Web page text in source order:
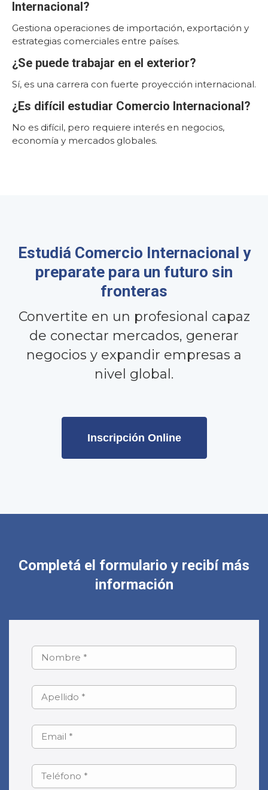
Internacional?
Gestiona operaciones de importación, exportación y
estrategias comerciales entre países.
¿Se puede trabajar en el exterior?
Sí, es una carrera con fuerte proyección internacional.
¿Es difícil estudiar Comercio Internacional?
No es difícil, pero requiere interés en negocios,
economía y mercados globales.
Estudiá Comercio Internacional y
preparate para un futuro sin
fronteras
Convertite en un profesional capaz
de conectar mercados, generar
negocios y expandir empresas a
nivel global.
Inscripción Online
Completá el formulario y recibí más
información